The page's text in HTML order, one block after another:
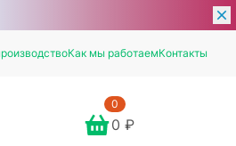
Как мы работаемКонтакты
0
0 ₽